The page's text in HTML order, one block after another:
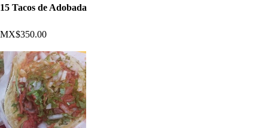
15 Tacos de Adobada
MX$350.00